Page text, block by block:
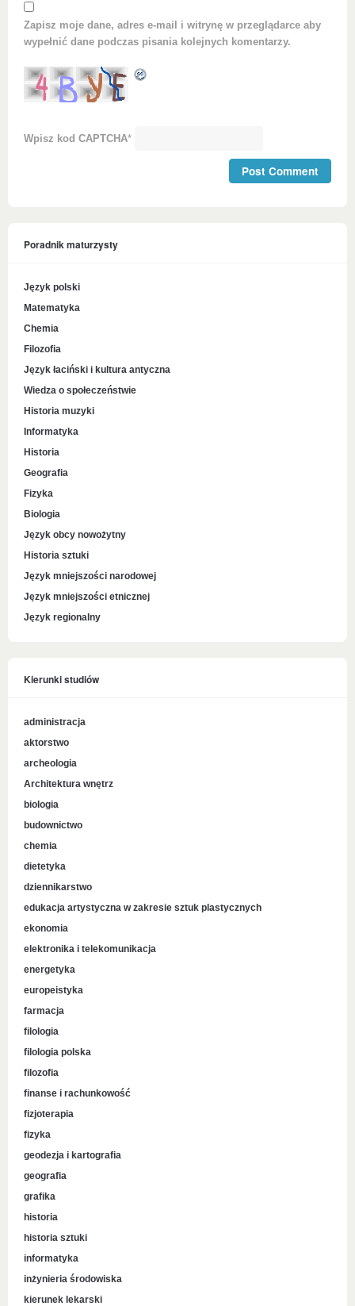
Zapisz moje dane, adres e-mail i witrynę w przeglądarce aby
wypełnić dane podczas pisania kolejnych komentarzy.
Wpisz kod CAPTCHA*
Poradnik maturzysty
Język polski
Matematyka
Chemia
Filozofia
Język łaciński i kultura antyczna
Wiedza o społeczeństwie
Historia muzyki
Informatyka
Historia
Geografia
Fizyka
Biologia
Język obcy nowożytny
Historia sztuki
Język mniejszości narodowej
Język mniejszości etnicznej
Język regionalny
Kierunki studiów
administracja
aktorstwo
archeologia
Architektura wnętrz
biologia
budownictwo
chemia
dietetyka
dziennikarstwo
edukacja artystyczna w zakresie sztuk plastycznych
ekonomia
elektronika i telekomunikacja
energetyka
europeistyka
farmacja
filologia
filologia polska
filozofia
finanse i rachunkowość
fizjoterapia
fizyka
geodezja i kartografia
geografia
grafika
historia
historia sztuki
informatyka
inżynieria środowiska
kierunek lekarski